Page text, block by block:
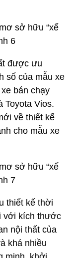
được ưu
số của mẫu xe
bán chạy
Toyota Vios.
về thiết kế
cho mẫu xe
thiết kế thời
với kích thước
nội thất của
khá nhiều